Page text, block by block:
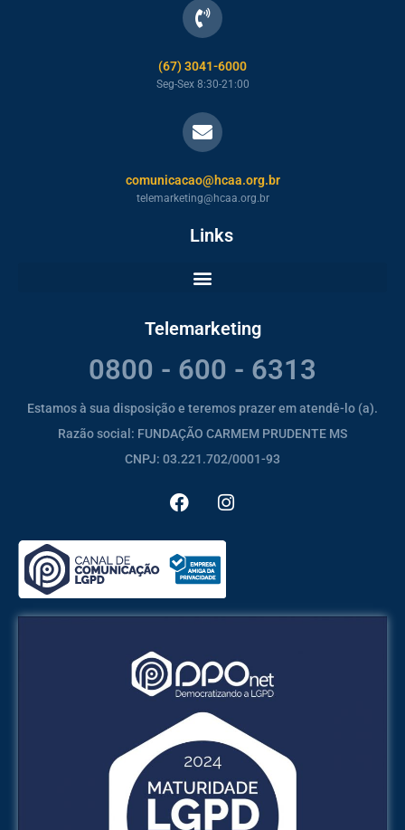
(67) 3041-6000
Seg-Sex 8:30-21:00
comunicacao@hcaa.org.br
telemarketing@hcaa.org.br
Links
Telemarketing
0800 - 600 - 6313
Estamos à sua disposição e teremos prazer em atendê-lo (a).
Razão social: FUNDAÇÃO CARMEM PRUDENTE MS
CNPJ: 03.221.702/0001-93